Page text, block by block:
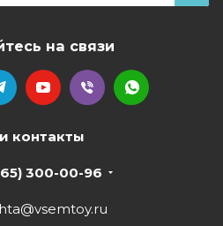
на связи
контакты
300-00-96